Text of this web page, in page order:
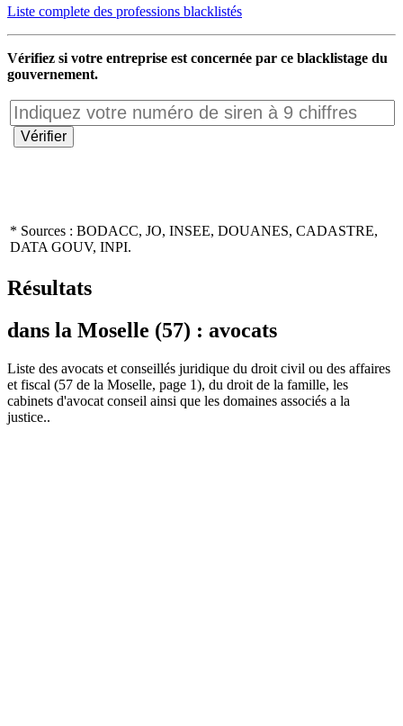
Liste complete des professions blacklistés
Vérifiez si votre entreprise est concernée par ce blacklistage du
gouvernement.
* Sources : BODACC, JO, INSEE, DOUANES, CADASTRE,
DATA GOUV, INPI.
Résultats
dans la Moselle (57) : avocats
Liste des avocats et conseillés juridique du droit civil ou des affaires
et fiscal (57 de la Moselle, page 1), du droit de la famille, les
cabinets d'avocat conseil ainsi que les domaines associés a la
justice..